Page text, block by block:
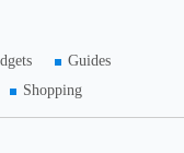
Guides
Shopping